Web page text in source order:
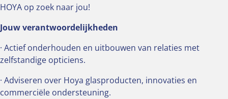
HOYA op zoek naar jou!
Jouw verantwoordelijkheden
· Actief onderhouden en uitbouwen van relaties met
zelfstandige opticiens.
· Adviseren over Hoya glasproducten, innovaties en
commerciële ondersteuning.